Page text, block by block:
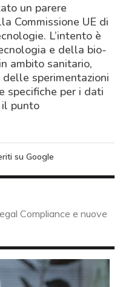
un parere
Commissione UE di
L’intento è
e della bio-
ambito sanitario,
delle sperimentazioni
specifiche per i dati
il punto
su Google
Compliance e nuove